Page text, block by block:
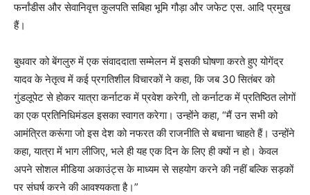
फर्नांडीस और सेवानिवृत्त कुलपति सबिहा भूमि गौड़ा और जफेट एस. आदि प्रमुख
हैं।
बुधवार को बेंगलुरु में एक संवाददाता सम्मेलन में इसकी घोषणा करते हुए योगेंद्र
यादव के नेतृत्व में कई प्रगतिशील विचारकों ने कहा, कि जब 30 सितंबर को
गुंडलूपेट से होकर यात्रा कर्नाटक में प्रवेश करेगी, तो कर्नाटक में प्रतिष्ठित लोगों
का एक प्रतिनिधिमंडल इसका स्वागत करेगा। उन्होंने कहा, “मैं उन सभी को
आमंत्रित करूंगा जो इस देश को नफरत की राजनीति से बचाना चाहते हैं। उन्होंने
कहा, यात्रा में भाग लीजिए, भले ही यह एक दिन के लिए ही क्यों न हो। केवल
अपने सोशल मीडिया अकाउंट्स के माध्यम से सहयोग करने की नहीं बल्कि सड़कों
पर संघर्ष करने की आवश्यकता है।”